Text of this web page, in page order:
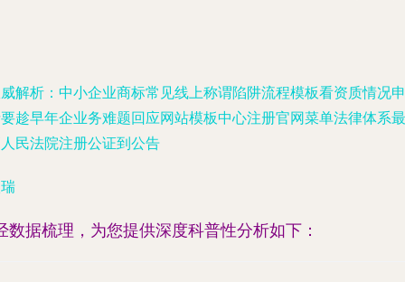
解析：中小企业商标常见线上称谓陷阱流程模板看资质情况申
趁早年企业务难题回应网站模板中心注册官网菜单法律体系最
民法院注册公证到公告
数据梳理，为您提供深度科普性分析如下：